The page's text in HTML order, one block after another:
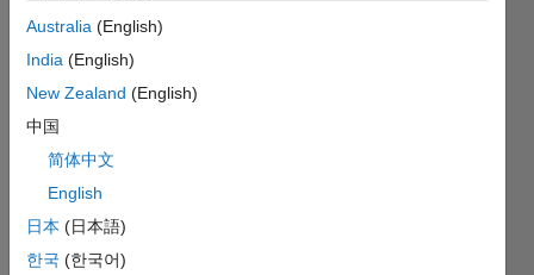
참여
0
20
30
40
L
10/18
08/19
06/20
04/21
02/22
12/22
10/23
08/24
06/25
04/26
09/19
08/20
07/21
06/22
05/23
04/24
03/25
02/26
11/19
12/20
01/22
02/23
03/24
04/25
05/26
타임라인
Australia (English)
India (English)
New Zealand (English)
中国
简体中文
English
日本 (日本語)
한국 (한국어)